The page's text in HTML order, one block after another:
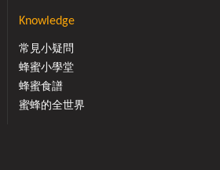
實含有相當多種的礦物質及維生
成份不盡相同，花粉含有豐富的營
機能性食品之一，早已成為國外專
為食用花粉，可調整體質，維持健
旺盛，在觀念上，可以把花粉當做
益健康的補品；如把花粉當做藥
證，或證明可提煉有效成份才可。
粉源之特有香味；含雜陳味或不良
Knowledge
常見小疑問
蜂蜜小學堂
蜂蜜食譜
蜜蜂的全世界